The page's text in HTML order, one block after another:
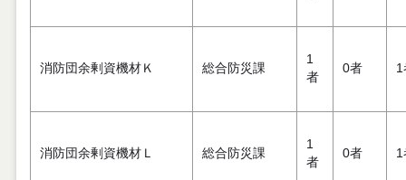
消防団余剰資機材Ｋ 総合防災課
1
者
0者 1
消防団余剰資機材Ｌ 総合防災課
1
者
0者 1